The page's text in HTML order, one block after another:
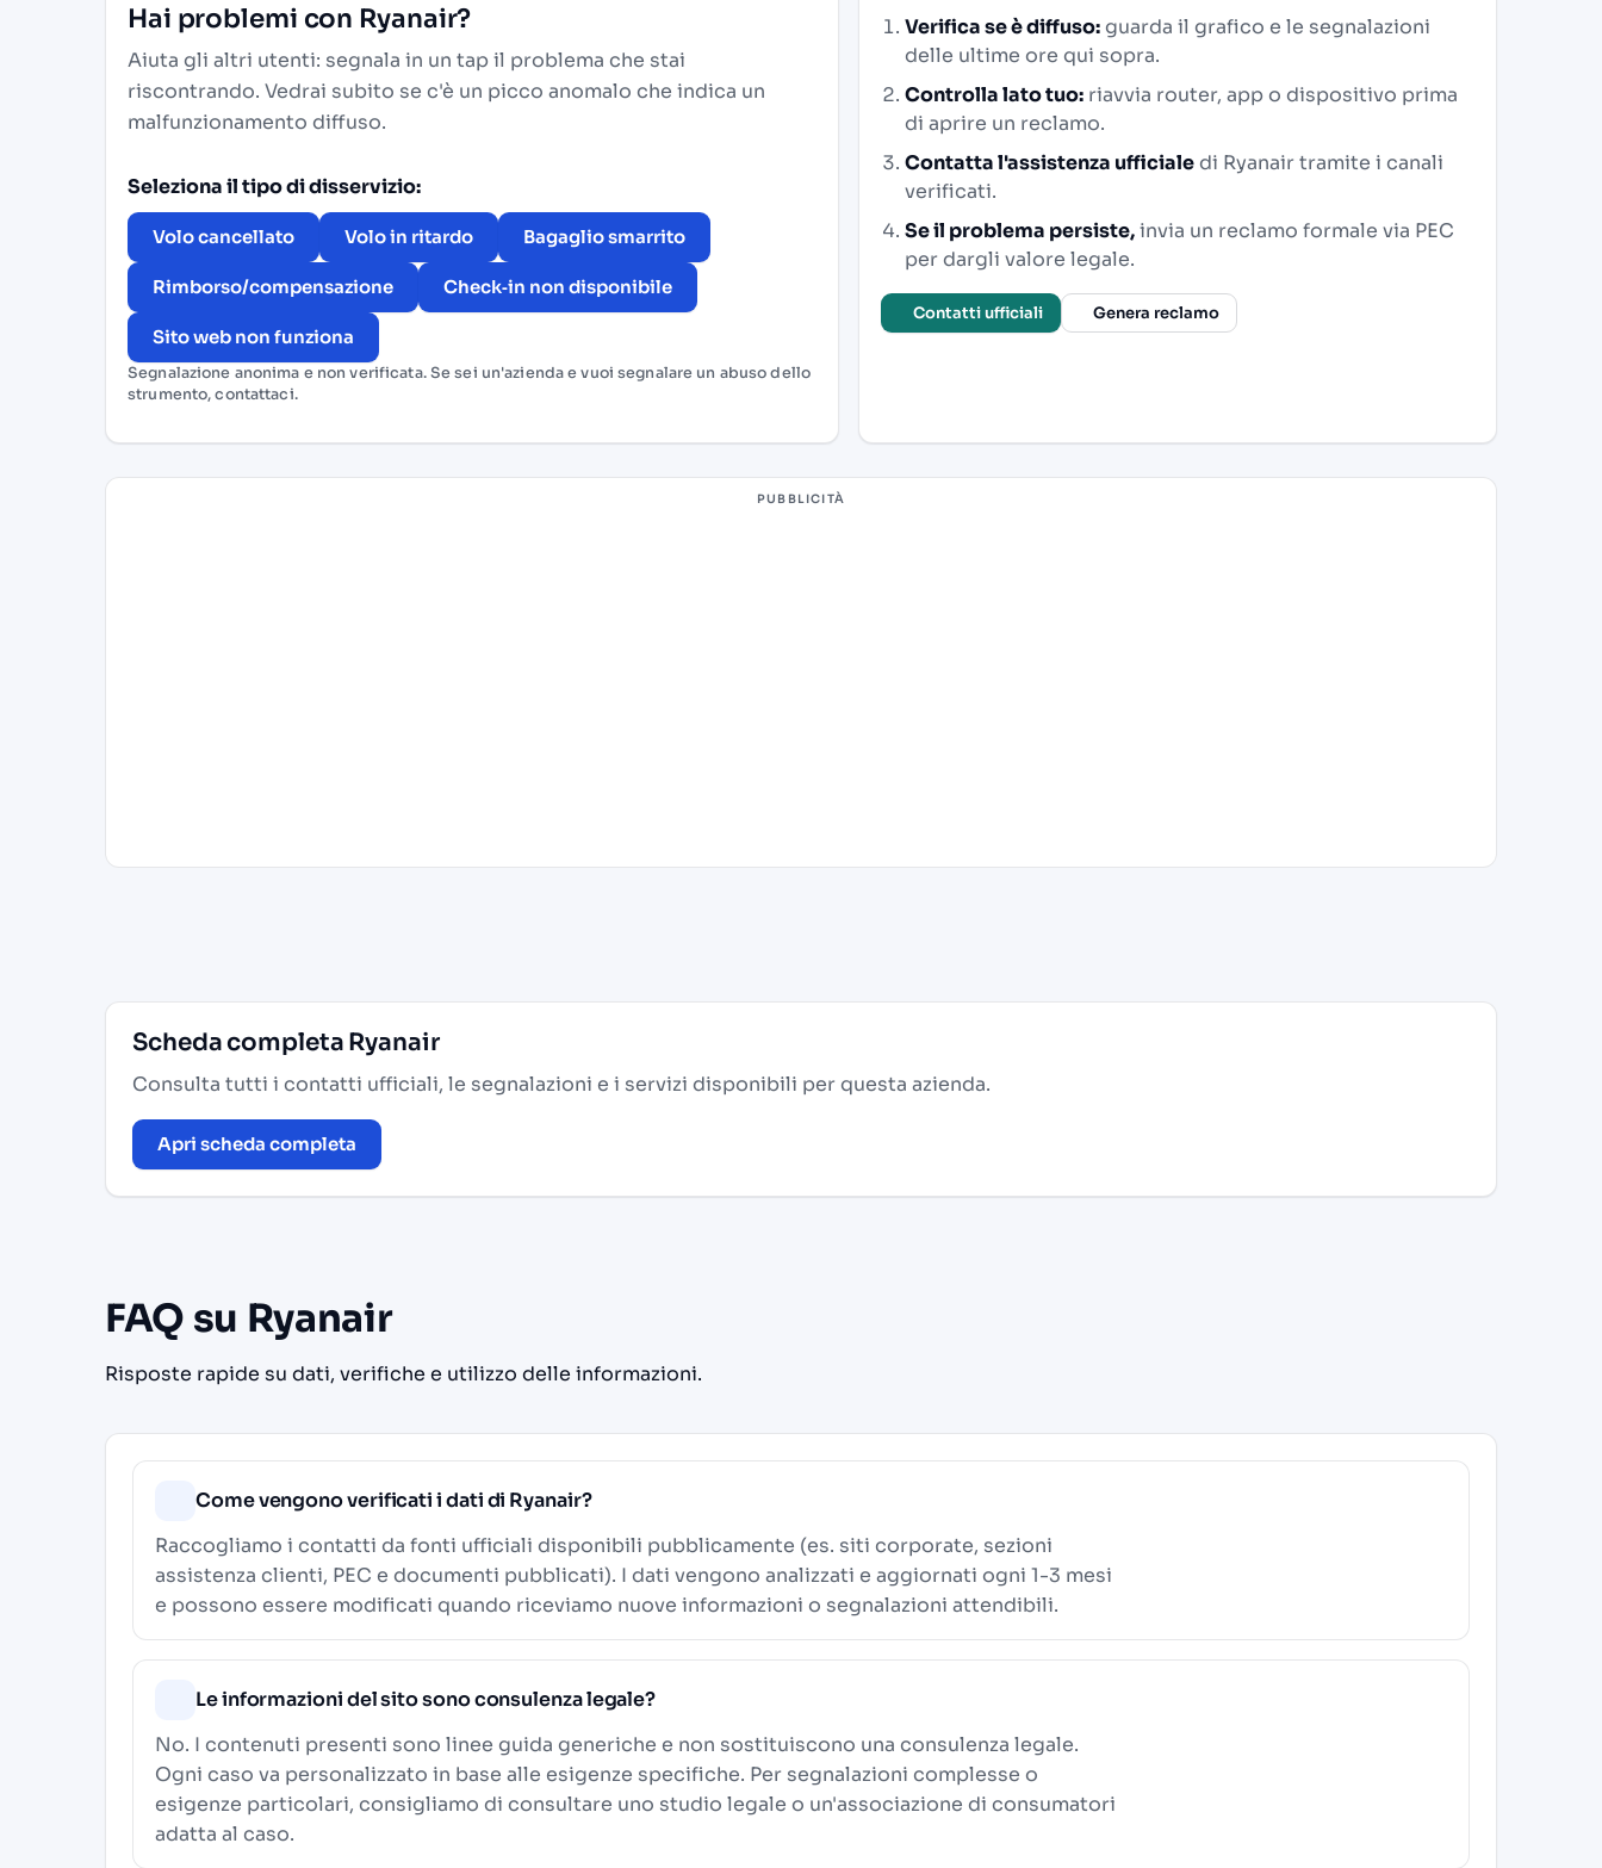
Hai problemi con Ryanair?
Aiuta gli altri utenti: segnala in un tap il problema che stai
riscontrando. Vedrai subito se c'è un picco anomalo che indica un
malfunzionamento diffuso.
Seleziona il tipo di disservizio:
Volo cancellato Volo in ritardo Bagaglio smarrito
Rimborso/compensazione Check‑in non disponibile
Sito web non funziona
Segnalazione anonima e non verificata. Se sei un'azienda e vuoi segnalare un abuso dello
strumento,contattaci.
Verifica se è diffuso:guarda il grafico e le segnalazioni
delle ultime ore qui sopra.
Controlla lato tuo: riavvia router, app o dispositivo prima
di aprire un reclamo.
Contatta l'assistenza ufficialedi Ryanair tramite i canali
verificati.
Se il problema persiste,invia un reclamo formale via PEC
per dargli valore legale.
Contatti ufficiali Genera reclamo
PUBBLICITÀ
Scheda completa Ryanair
Consulta tutti i contatti ufficiali, le segnalazioni e i servizi disponibili per questa azienda.
Apri scheda completa
FAQ su Ryanair
Risposte rapide su dati, verifiche e utilizzo delle informazioni.
Come vengono verificati i dati di Ryanair?
Raccogliamo i contatti da fonti ufficiali disponibili pubblicamente (es. siti corporate, sezioni
assistenza clienti, PEC e documenti pubblicati). I dati vengono analizzati e aggiornati ogni 1-3 mesi
e possono essere modificati quando riceviamo nuove informazioni o segnalazioni attendibili.
Le informazioni del sito sono consulenza legale?
No. I contenuti presenti sono linee guida generiche e non sostituiscono una consulenza legale.
Ogni caso va personalizzato in base alle esigenze specifiche. Per segnalazioni complesse o
esigenze particolari, consigliamo di consultare uno studio legale o un'associazione di consumatori
adatta al caso.